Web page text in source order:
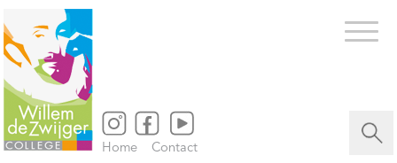
Home Contact
naar...